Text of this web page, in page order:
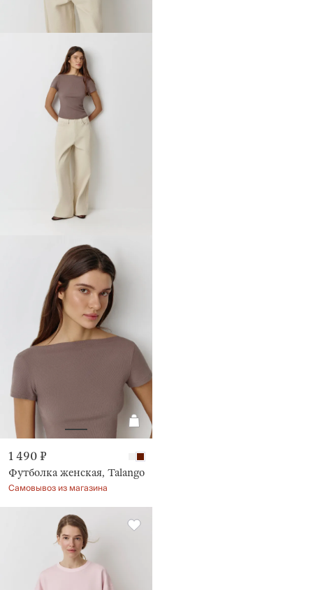
1 490 ₽ На
фотосессии
Футболка женская, Talango
Самовывоз из магазина